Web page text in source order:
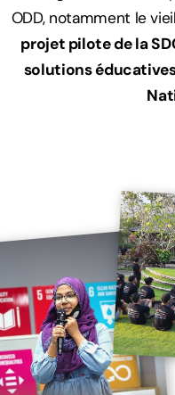
ODD, notamment le
projet pilote de la
solutions